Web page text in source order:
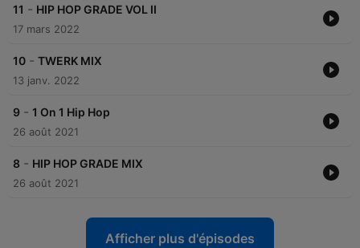
11 - HIP HOP GRADE VOL II
17 mars 2022
10 - TWERK MIX
13 janv. 2022
9 - 1 On 1 Hip Hop
26 août 2021
8 - HIP HOP GRADE MIX
26 août 2021
Afficher plus d'épisodes